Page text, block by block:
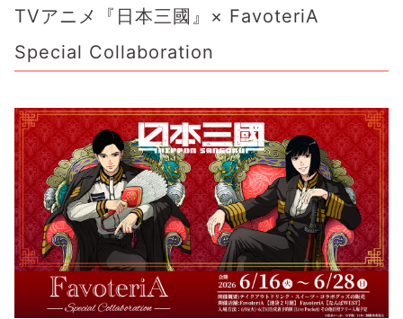
TVアニメ『日本三國』× FavoteriA
Special Collaboration